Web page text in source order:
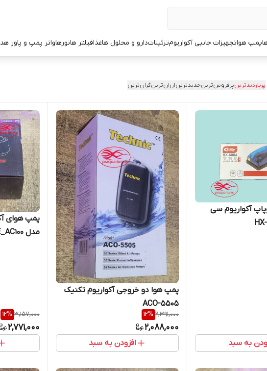
پمپ هواتجهیزات جانبی آکواریومتزئیناتدارو و محلول هاغذافیلتر هانورهاواتر پمپ و پاور هد
پربازدیدترینپرفروش‌ترینجدیدترینارزان‌ترینگران‌ترین
آکواریوم سی
به سبد
پمپ هوا دو خروجی آکواریوم تکنیک
ACO-5505
2,391,000
12%
2,088,000
افزودن به سبد
مدل YE_AC100
3,157,000
12%
2,771,000